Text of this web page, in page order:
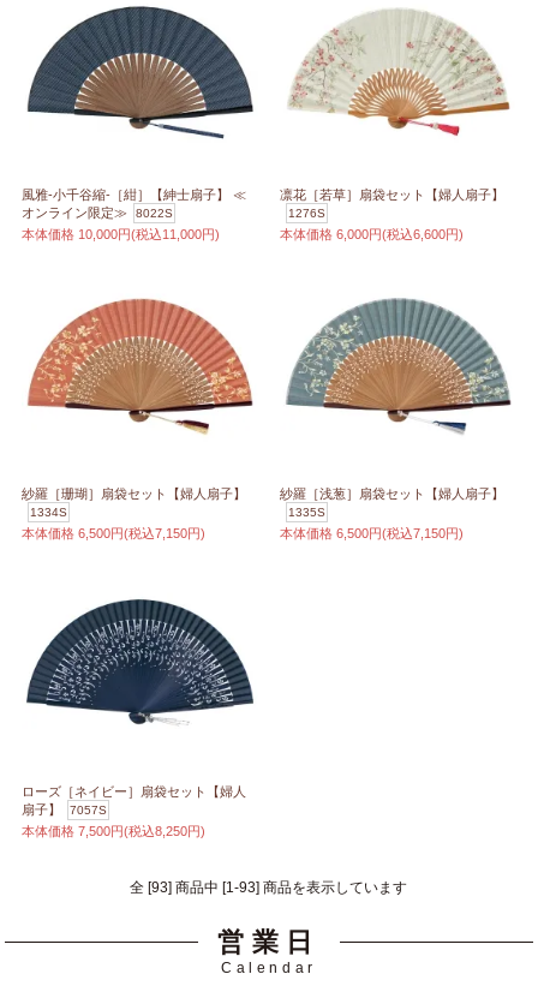
風雅-小千谷縮-［紺］【紳士扇子】 ≪
オンライン限定≫
8022S
本体価格 10,000円(税込11,000円)
凛花［若草］扇袋セット【婦人扇子】
1276S
本体価格 6,000円(税込6,600円)
紗羅［珊瑚］扇袋セット【婦人扇子】
1334S
本体価格 6,500円(税込7,150円)
紗羅［浅葱］扇袋セット【婦人扇子】
1335S
本体価格 6,500円(税込7,150円)
ローズ［ネイビー］扇袋セット【婦人
扇子】
7057S
本体価格 7,500円(税込8,250円)
全 [93] 商品中 [1-93] 商品を表示しています
営業日
Calendar